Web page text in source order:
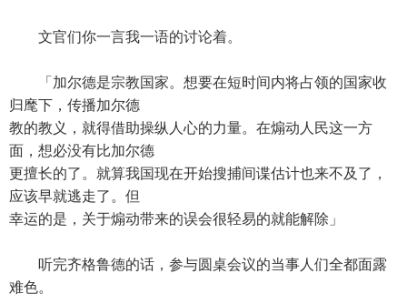
文官们你一言我一语的讨论着。
「加尔德是宗教国家。想要在短时间内将占领的国家收
归麾下，传播加尔德
教的教义，就得借助操纵人心的力量。在煽动人民这一方
面，想必没有比加尔德
更擅长的了。就算我国现在开始搜捕间谍估计也来不及了，
应该早就逃走了。但
幸运的是，关于煽动带来的误会很轻易的就能解除」
听完齐格鲁德的话，参与圆桌会议的当事人们全都面露
难色。